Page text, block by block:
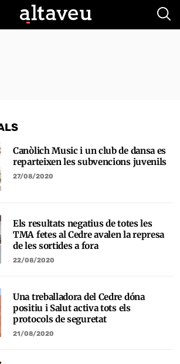
Canòlich Music i un club de dansa es
reparteixen les subvencions juvenils
27/08/2020
Els resultats negatius de totes les
TMA fetes al Cedre avalen la represa
de les sortides a fora
22/08/2020
Una treballadora del Cedre dóna
positiu i Salut activa tots els
protocols de seguretat
21/08/2020